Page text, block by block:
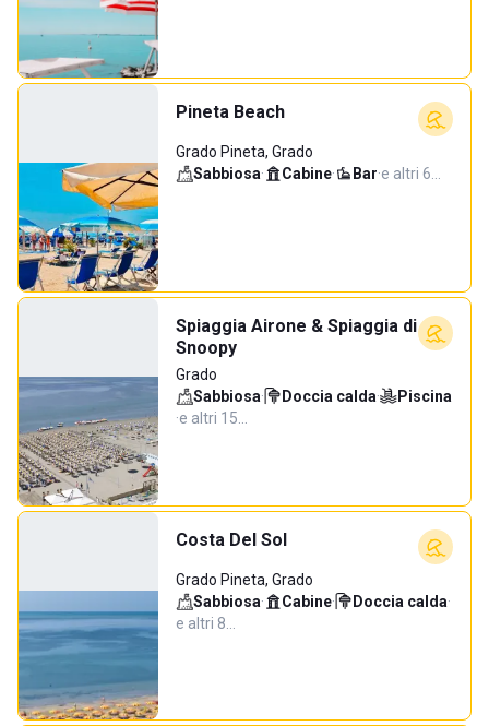
Pineta Beach
Grado Pineta, Grado
Sabbiosa· Cabine· Bar·e altri 6…
Spiaggia Airone & Spiaggia di
Snoopy
Grado
Sabbiosa· Doccia calda·
Piscina
·e altri 15…
Costa Del Sol
Grado Pineta, Grado
Sabbiosa· Cabine· Doccia calda·
e altri 8…